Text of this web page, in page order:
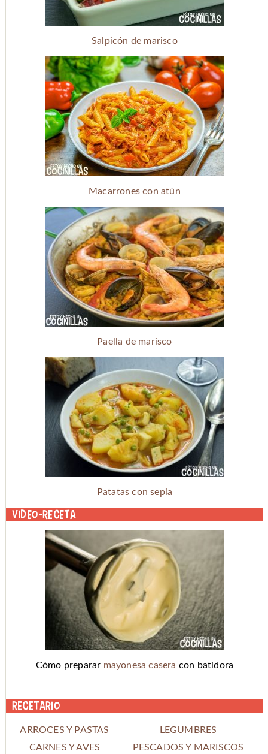
Salpicón de marisco
Macarrones con atún
Paella de marisco
Patatas con sepia
Video-receta
Cómo preparar mayonesa casera con batidora
Recetario
ARROCES Y PASTAS
LEGUMBRES
CARNES Y AVES
PESCADOS Y MARISCOS